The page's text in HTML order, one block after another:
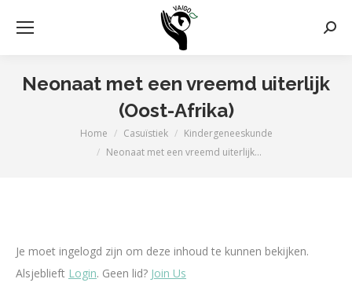
Neonaat met een vreemd uiterlijk
(Oost-Afrika)
Home Casuïstiek
Kindergeneeskunde
Neonaat met een vreemd uiterlijk…
Je moet ingelogd zijn om deze inhoud te kunnen bekijken.
Alsjeblieft Login. Geen lid? Join Us